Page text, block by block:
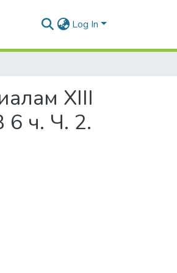
Log In
XIII
6 ч. Ч. 2.